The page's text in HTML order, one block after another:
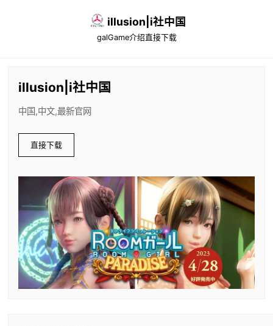
illusion|i社中国
galGame介绍直接下载
illusion|i社中国
中国,中文,最新官网
直接下载